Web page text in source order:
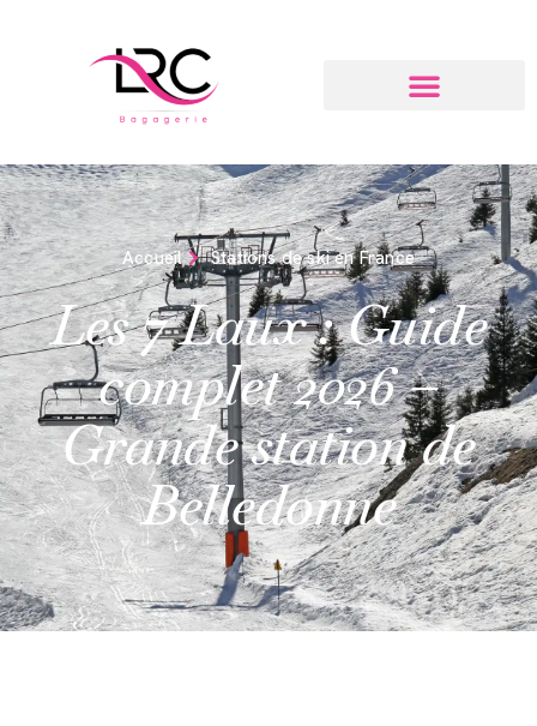
Accueil Stations de ski en France
Les 7 Laux : Guide
complet 2026 –
Grande station de
Belledonne